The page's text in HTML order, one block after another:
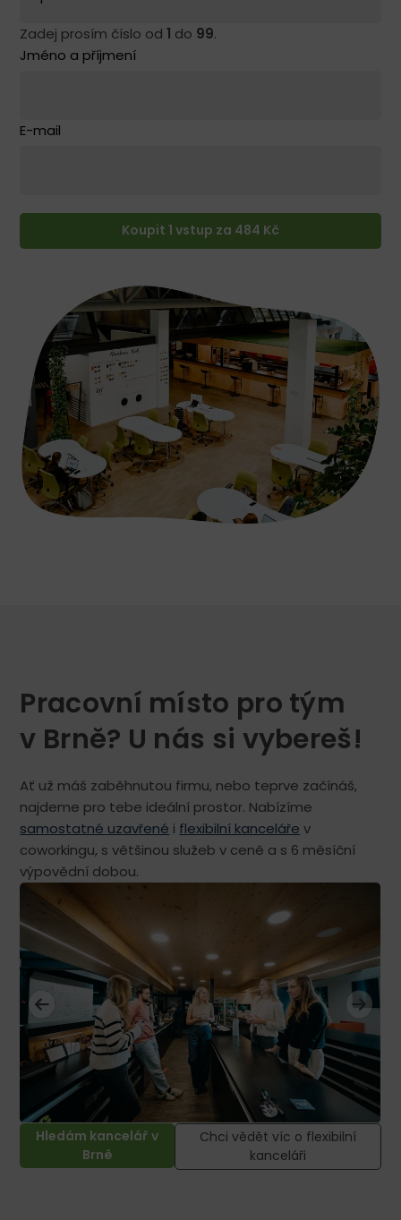
Zadej prosím číslo od1 do 99.
Jméno a příjmení
E-mail
Pracovní místo pro tým
v Brně? U nás si vybereš!
Ať už máš zaběhnutou firmu, nebo teprve začínáš,
najdeme pro tebe ideální prostor. Nabízíme
samostatné uzavřené i flexibilní kanceláře v
coworkingu, s většinou služeb v ceně a s 6 měsíční
výpovědní dobou.
Hledám kancelář v
Brně
Chci vědět víc o flexibilní
kanceláři